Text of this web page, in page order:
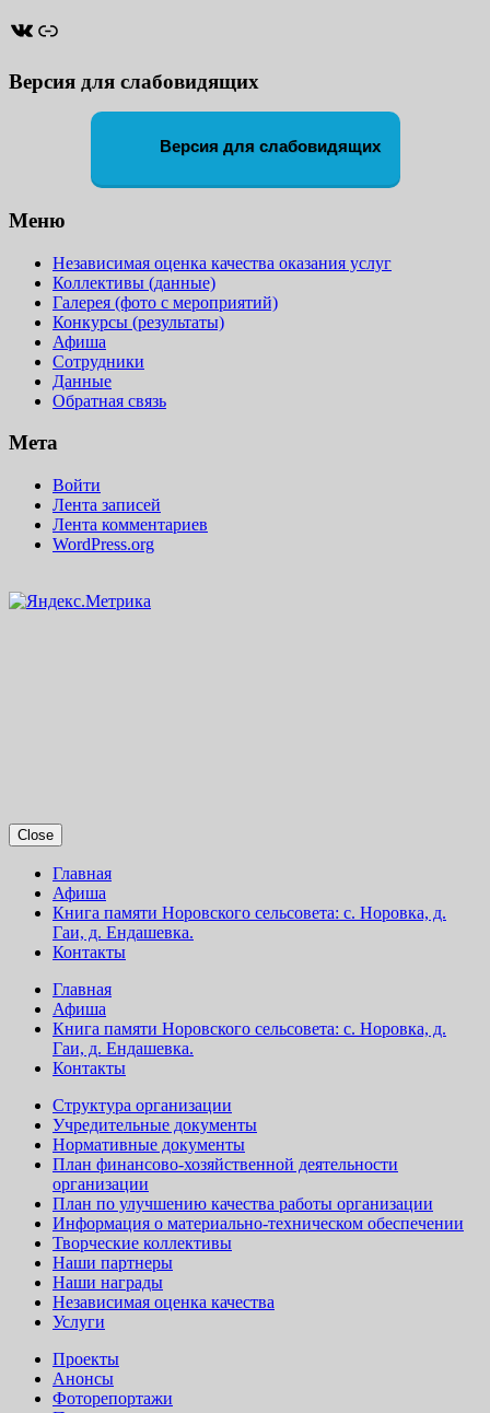
ВКонтакте
Ссылка
Версия для слабовидящих
Версия для слабовидящих
Меню
Независимая оценка качества оказания услуг
Коллективы (данные)
Галерея (фото с мероприятий)
Конкурсы (результаты)
Афиша
Сотрудники
Данные
Обратная связь
Мета
Войти
Лента записей
Лента комментариев
WordPress.org
Close
Главная
Афиша
Книга памяти Норовского сельсовета: с. Норовка, д.
Гаи, д. Ендашевка.
Контакты
Главная
Афиша
Книга памяти Норовского сельсовета: с. Норовка, д.
Гаи, д. Ендашевка.
Контакты
Структура организации
Учредительные документы
Нормативные документы
План финансово-хозяйственной деятельности
организации
План по улучшению качества работы организации
Информация о материально-техническом обеспечении
Творческие коллективы
Наши партнеры
Наши награды
Независимая оценка качества
Услуги
Проекты
Анонсы
Фоторепортажи